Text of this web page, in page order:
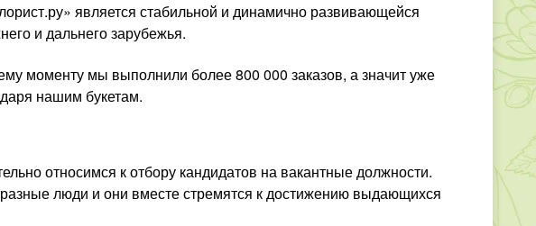
является стабильной и динамично развивающейся
и дальнего зарубежья.
моменту мы выполнили более 800 000 заказов, а значит уже
нашим букетам.
относимся к отбору кандидатов на вакантные должности.
люди и они вместе стремятся к достижению выдающихся